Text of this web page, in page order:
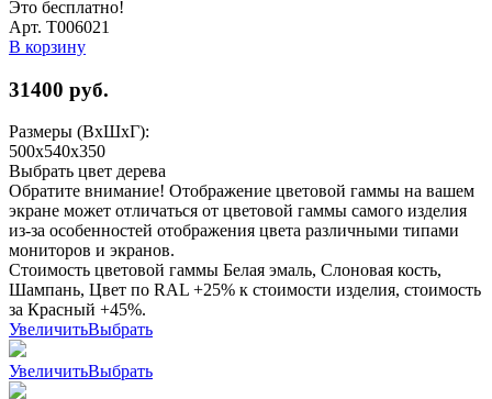
Это бесплатно!
Арт. Т006021
В корзину
31400 руб.
Размеры (ВхШхГ):
500x540x350
Выбрать цвет дерева
Обратите внимание! Отображение цветовой гаммы на вашем
экране может отличаться от цветовой гаммы самого изделия
из-за особенностей отображения цвета различными типами
мониторов и экранов.
Стоимость цветовой гаммы Белая эмаль, Слоновая кость,
Шампань, Цвет по RAL +25% к стоимости изделия, стоимость
за Красный +45%.
УвеличитьВыбрать
УвеличитьВыбрать